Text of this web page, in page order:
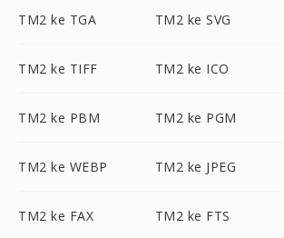
TM2 ke TGA TM2 ke SVG
TM2 ke TIFF TM2 ke ICO
TM2 ke PBM TM2 ke PGM
TM2 ke WEBP TM2 ke JPEG
TM2 ke FAX TM2 ke FTS